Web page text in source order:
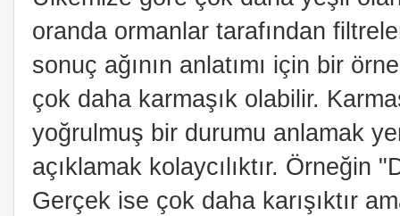
oranda ormanlar tarafından
sonuç ağının anlatımı için bir
çok daha karmaşık olabilir.
yoğrulmuş bir durumu anlamak
açıklamak kolaycılıktır. Örneğin
Gerçek ise çok daha karışıktır